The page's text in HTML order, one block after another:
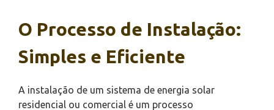
O Processo de Instalação:
Simples e Eficiente
A instalação de um sistema de energia solar
residencial ou comercial é um processo